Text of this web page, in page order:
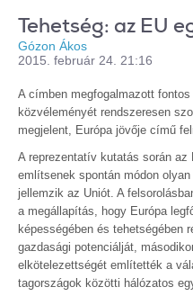
Tehetség: az EU
Gózon Ákos
2015. február 24. 21:16
A címben megfogalmazott
közvéleményét rendszeresen
megjelent, Európa jövője című
A reprezentatív kutatás során az
említsenek spontán módon
jellemzik az Uniót. A
a megállapítás, hogy Európa
képességében és tehetségében
gazdasági potenciálját,
elkötelezettségét említették a
tagországok közötti hálózatos